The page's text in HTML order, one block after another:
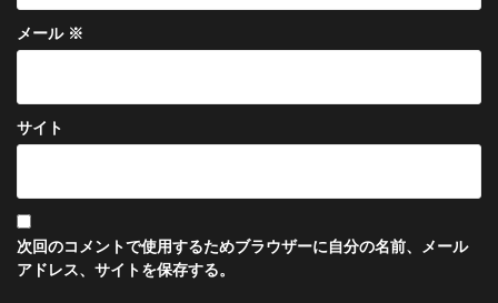
メール ※
サイト
次回のコメントで使用するためブラウザーに自分の名前、メール
アドレス、サイトを保存する。